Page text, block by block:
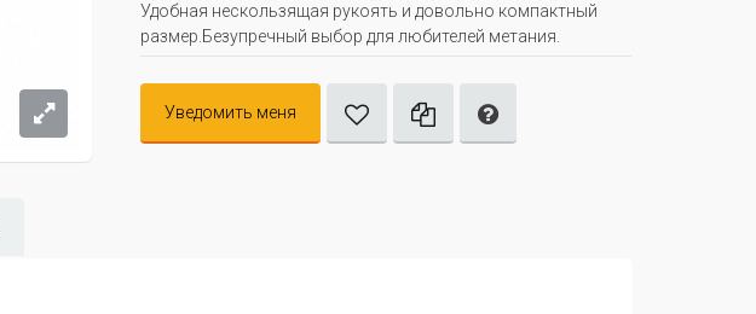
Удобная нескользящая рукоять и довольно компактный
размер.Безупречный выбор для любителей метания.
Уведомить меня